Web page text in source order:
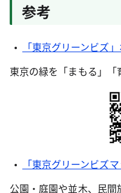
参考
「東京グリーンビズ
東京の緑を「まもる」
「東京グリーンビズマ
公園・庭園や並木、民